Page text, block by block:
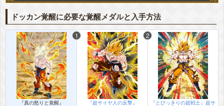
ドッカン覚醒に必要な覚醒メダルと入手方法
『真の怒りと覚醒』
『超サイヤ人の反撃』
『とびっきりの超戦士』超サ